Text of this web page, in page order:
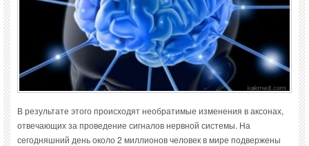
В результате этого происходят необратимые изменения в аксонах,
отвечающих за проведение сигналов нервной системы. На
сегодняшний день около 2 миллионов человек в мире подвержены